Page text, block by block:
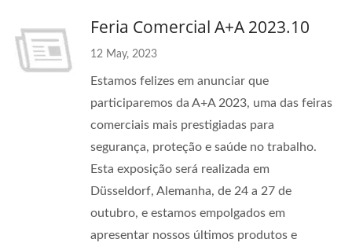
Feria Comercial A+A 2023.10
12 May, 2023
Estamos felizes em anunciar que
participaremos da A+A 2023, uma das feiras
comerciais mais prestigiadas para
segurança, proteção e saúde no trabalho.
Esta exposição será realizada em
Düsseldorf, Alemanha, de 24 a 27 de
outubro, e estamos empolgados em
apresentar nossos últimos produtos e